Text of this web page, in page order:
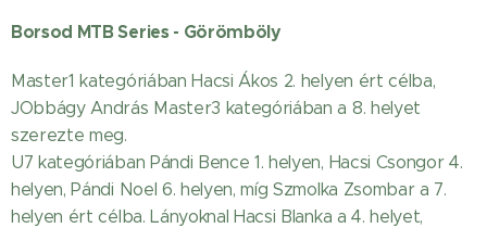
Borsod MTB Series - Görömböly
Master1 kategóriában Hacsi Ákos 2. helyen ért célba,
JObbágy András Master3 kategóriában a 8. helyet
szerezte meg.
U7 kategóriában Pándi Bence 1. helyen, Hacsi Csongor 4.
helyen, Pándi Noel 6. helyen, míg Szmolka Zsombar a 7.
helyen ért célba. Lányoknal Hacsi Blanka a 4. helyet,